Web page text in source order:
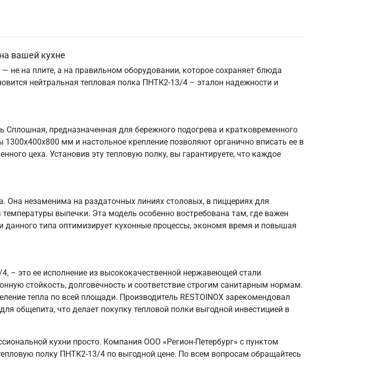
вашей кухне
не на плите, а на правильном оборудовании, которое сохраняет блюда
нейтральная тепловая полка ПНТК2-13/4 – эталон надежности и
предназначенная для бережного подогрева и кратковременного
мм и настольное крепление позволяют органично вписать ее в
цеха. Установив эту тепловую полку, вы гарантируете, что каждое
незаменима на раздаточных линиях столовых, в пиццериях для
выпечки. Эта модель особенно востребована там, где важен
типа оптимизирует кухонные процессы, экономя время и повышая
– это ее исполнение из высококачественной нержавеющей стали
стойкость, долговечность и соответствие строгим санитарным нормам.
тепла по всей площади. Производитель RESTOINOX зарекомендовал
общепита, что делает покупку тепловой полки выгодной инвестицией в
кухни просто. Компания ООО «Регион-Петербург» с пунктом
полку ПНТК2-13/4 по выгодной цене. По всем вопросам обращайтесь